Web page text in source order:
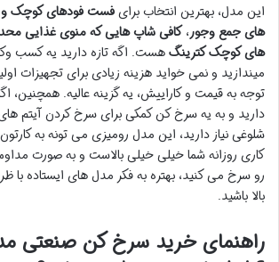
این مدل، بهترین انتخاب برایفست فودهای کوچک
های جمع وجور،کافی شاپ هایی که منوی غذایی
های کوچک کترینگهست. اگه تازه دارید یه کسب
توجه به قیمت و کاراییش، یه گزینه عالیه. همچنین،
دارید و به یه سرخ کن کمکی برای سرخ کردن آیتم
شلوغی نیاز دارید، این مدل رومیزی می تونه به
کاری روزانه شما خیلی خیلی بالاست و به صورت
بالا باشید.